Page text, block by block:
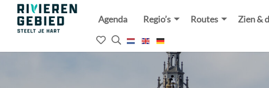
Rivierenland
website
Agenda Regio’s Routes Zien &
Mijn
favorieten
Open
het